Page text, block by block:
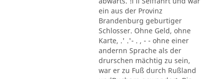
ein aus der Provinz
Brandenburg geburtiger
Schlosser. Ohne Geld, ohne
Karte, .' .'- . , - - ohne einer
andernn Sprache als der
drurschen mächtig zu sein,
war er zu Fuß durch Rußland